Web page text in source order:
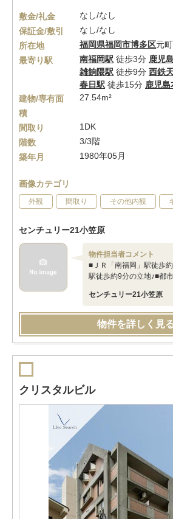
敷金/礼金
なし/なし
保証金/敷引
なし/なし
所在地
福岡県福岡市博多区元
最寄り駅
南福岡駅 徒歩3分 鹿児
雑餉隈駅 徒歩9分 西鉄
春日駅 徒歩15分 鹿児島
建物/専有面
積
27.54m²
間取り
1DK
階数
3/3階
築年月
1980年05月
画像カテゴリ
外観 間取り その他内観
センチュリー21小笠原
物件担当者コメント
■ＪＲ「南福岡」駅徒歩
駅徒歩約9分の立地♪■都
センチュリー21小笠原
物件を詳しく見
クリスタルビル